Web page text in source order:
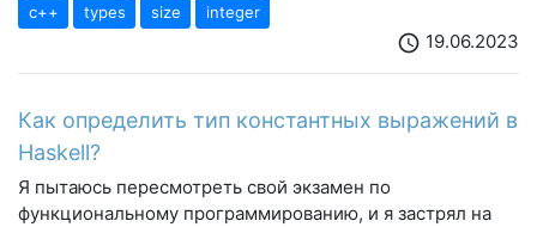
c++ types size integer
schedule 19.06.2023
Как определить тип константных выражений в
Haskell?
Я пытаюсь пересмотреть свой экзамен по
функциональному программированию, и я застрял на